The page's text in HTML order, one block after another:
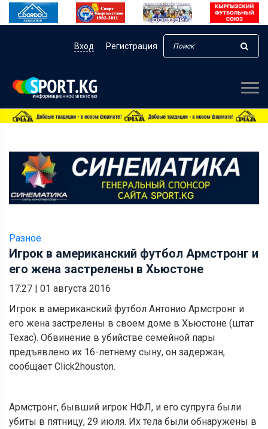
Вход Регистрация
Разное
Игрок в американский футбол Армстронг и
его жена застрелены в Хьюстоне
17:27 | 01 августа 2016
Игрок в американский футбол Антонио Армстронг и
его жена застрелены в своем доме в Хьюстоне (штат
Техас). Обвинение в убийстве семейной пары
предъявлено их 16-летнему сыну, он задержан,
сообщает Сlick2houston.
Армстронг, бывший игрок НФЛ, и его супруга были
убиты в пятницу, 29 июля. Их тела были обнаружены в